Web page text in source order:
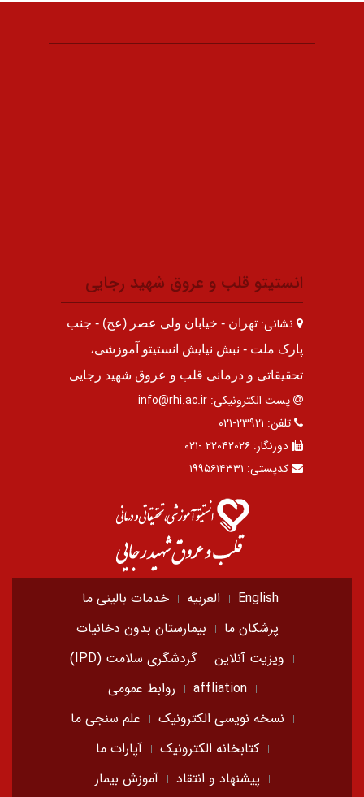
انستیتو قلب و عروق شهید رجایی
نشانی: تهران - خیابان ولی عصر (عج) - جنب
پارک ملت - نبش نیایش انستیتو آموزشی،
تحقیقاتی و درمانی قلب و عروق شهید رجایی
پست الکترونیکی: info@rhi.ac.ir
تلفن: ۲۳۹۲۱-۰۲۱
دورنگار: ۲۲۰۴۲۰۲۶ -۰۲۱
کدپستی: ۱۹۹۵۶۱۴۳۳۱
English العربیه
خدمات بالینی ما
پزشکان ما
بیمارستان بدون دخانیات
ویزیت آنلاین
گردشگری سلامت (IPD)
affliation
روابط عمومی
نسخه نویسی الکترونیک
علم سنجی ما
کتابخانه الکترونیک
آپارات ما
پیشنهاد و انتقاد
آموزش بیمار